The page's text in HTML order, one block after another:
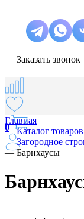
Заказать звонок
0
Главная
—Каталог товаров
—Загородное
—Барнхаусы